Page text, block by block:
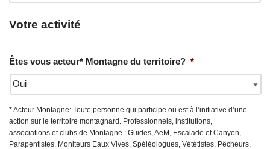
Votre activité
Êtes vous acteur* Montagne du territoire? *
* Acteur Montagne: Toute personne qui participe ou est à l’initiative d’une
action sur le territoire montagnard. Professionnels, institutions,
associations et clubs de Montagne : Guides, AeM, Escalade et Canyon,
Parapentistes, Moniteurs Eaux Vives, Spéléologues, Vététistes, Pêcheurs,